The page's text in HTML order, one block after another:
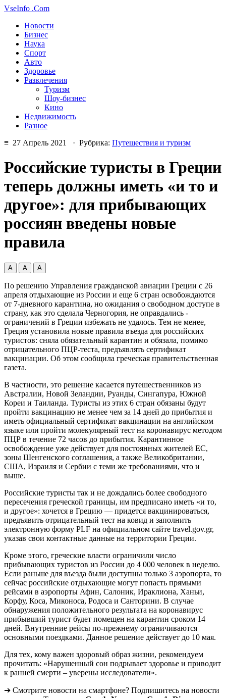
VseInfo .Com
Новости
Бизнес
Наука
Спорт
Авто
Здоровье
Развлечения
Туризм
Шоу-бизнес
Кино
Недвижимость
Разное
≡ 27 Апрель 2021 · Рубрика: Путешествия и туризм
Российские туристы в Греции
теперь должны иметь «и то и
другое»: для прибывающих
россиян введены новые
правила
А А А
По решению Управления гражданской авиации Греции с 26
апреля отдыхающие из России и еще 6 стран освобождаются
от 7-дневного карантина, но ожидания о свободном доступе в
страну, как это сделала Черногория, не оправдались -
ограничений в Греции избежать не удалось. Тем не менее,
Греция установила новые правила въезда для российских
туристов: сняла обязательный карантин и обязала, помимо
отрицательного ПЦР-теста, предъявлять сертификат
вакцинации. Об этом сообщила греческая правительственная
газета.
В частности, это решение касается путешественников из
Австралии, Новой Зеландии, Руанды, Сингапура, Южной
Кореи и Таиланда. Туристы из этих 6 стран обязаны будут
пройти вакцинацию не менее чем за 14 дней до прибытия и
иметь официальный сертификат вакцинации на английском
языке или пройти молекулярный тест на коронавирус методом
ПЦР в течение 72 часов до прибытия. Карантинное
освобождение уже действует для постоянных жителей ЕС,
зоны Шенгенского соглашения, а также Великобритании,
США, Израиля и Сербии с теми же требованиями, что и
выше.
Российские туристы так и не дождались более свободного
пересечения греческой границы, им предписано иметь «и то,
и другое»: хочется в Грецию — придется вакцинироваться,
предъявить отрицательный тест на ковид и заполнить
электронную форму PLF на официальном сайте travel.gov.gr,
указав свои контактные данные на территории Греции.
Кроме этого, греческие власти ограничили число
прибывающих туристов из России до 4 000 человек в неделю.
Если раньше для въезда были доступны только 3 аэропорта, то
сейчас российские отдыхающие могут попасть прямыми
рейсами в аэропорты Афин, Салоник, Ираклиона, Ханьи,
Корфу, Коса, Миконоса, Родоса и Санторини. В случае
обнаружения положительного результата на коронавирус
прибывший турист будет помещен на карантин сроком 14
дней. Внутренние рейсы по-прежнему ограничиваются
основными поездками. Данное решение действует до 10 мая.
Для тех, кому важен здоровый образ жизни, рекомендуем
прочитать: «Нарушенный сон подрывает здоровье и приводит
к ранней смерти – уверены исследователи».
➔ Смотрите новости на смартфоне? Подпишитесь на новости